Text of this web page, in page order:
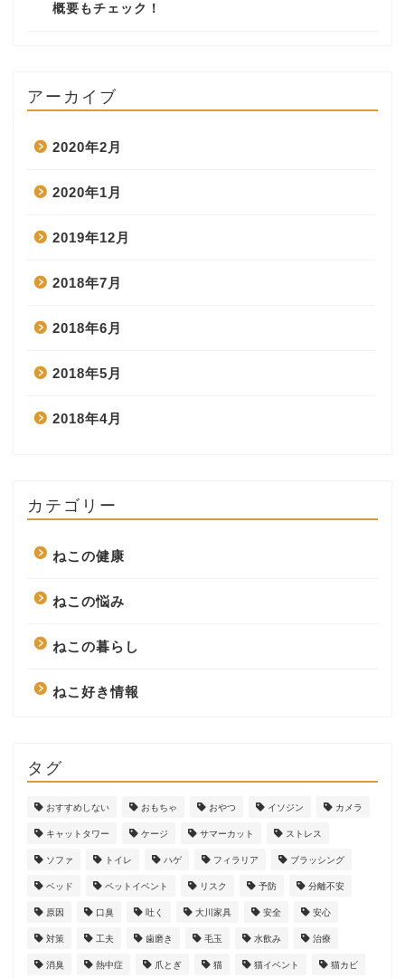
概要もチェック！
アーカイブ
2020年2月
2020年1月
2019年12月
2018年7月
2018年6月
2018年5月
2018年4月
カテゴリー
ねこの健康
ねこの悩み
ねこの暮らし
ねこ好き情報
タグ
おすすめしない おもちゃ おやつ イソジン カメラ
キャットタワー ケージ サマーカット ストレス
ソファ トイレ ハゲ フィラリア ブラッシング
ベッド ペットイベント リスク 予防 分離不安
原因 口臭 吐く 大川家具 安全 安心
対策 工夫 歯磨き 毛玉 水飲み 治療
消臭 熱中症 爪とぎ 猫 猫イベント 猫カビ